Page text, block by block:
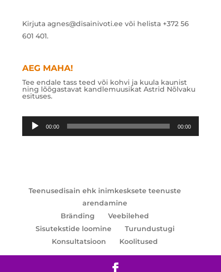
Kirjuta agnes@disainivoti.ee või helista +372 56
601 401.
AEG MAHA!
Tee endale tass teed või kohvi ja kuula kaunist
ning lõõgastavat kandlemuusikat Astrid Nõlvaku
esituses.
Audioesitaja
00:00 00:00
Teenusedisain ehk inimkesksete teenuste
arendamine
Bränding
Veebilehed
Sisutekstide loomine
Turundustugi
Konsultatsioon
Koolitused